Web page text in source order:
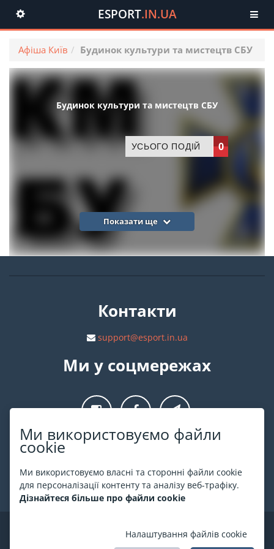
Ми використовуємо файли
cookie
Ми використовуємо власні та сторонні файли cookie
для персоналізації контенту та аналізу веб-трафіку.
Дізнайтеся більше про файли cookie
Налаштування файлів cookie
Toggle
navigation
ESPORT.IN.UA
Афіша Київ Будинок культури та мистецтв СБУ
Будинок культури та мистецтв СБУ
УСЬОГО ПОДІЙ 0
Показати ще
Контакти
support@esport.in.ua
Ми у соцмережах
Про ESPORT.in.ua
На ESPORT.in.ua представлена афіша Києва та інших міст
України. Всі квитки продаються офіційно. Ми працюємо
безпосередньо з касами.